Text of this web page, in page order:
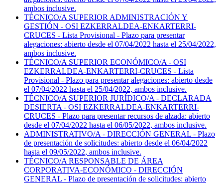
ambos inclusive.
TÉCNICO/A SUPERIOR ADMINISTRACIÓN Y
GESTIÓN - OSI EZKERRALDEA-ENKARTERRI-
CRUCES - Lista Provisional - Plazo para presentar
alegaciones: abierto desde el 07/04/2022 hasta el 25/04/2022,
ambos inclusive.
TÉCNICO/A SUPERIOR ECONÓMICO/A - OSI
EZKERRALDEA-ENKARTERRI-CRUCES - Lista
Provisional - Plazo para presentar alegaciones: abierto desde
el 07/04/2022 hasta el 25/04/2022, ambos inclusive.
TÉCNICO/A SUPERIOR JURÍDICO/A - DECLARADA
DESIERTA - OSI EZKERRALDEA-ENKARTERRI-
CRUCES - Plazo para presentar recursos de alzada: abierto
desde el 07/04/2022 hasta el 06/05/2022, ambos inclusive.
ADMINISTRATIVO/A - DIRECCIÓN GENERAL - Plazo
de presentación de solicitudes: abierto desde el 06/04/2022
hasta el 09/05/2022, ambos inclusive.
TÉCNICO/A RESPONSABLE DE ÁREA
CORPORATIVA-ECONÓMICO - DIRECCIÓN
GENERAL - Plazo de presentación de solicitudes: abierto